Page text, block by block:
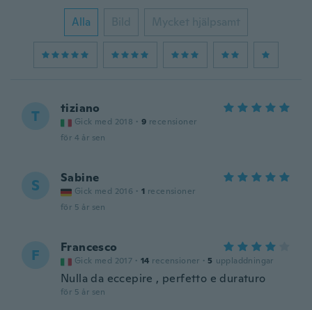
Alla Bild Mycket hjälpsamt
T tiziano
Gick med 2018 · 9 recensioner
för 4 år sen
S Sabine
Gick med 2016 · 1 recensioner
för 5 år sen
F Francesco
Gick med 2017 · 14 recensioner · 5 uppladdningar
Nulla da eccepire , perfetto e duraturo
för 5 år sen